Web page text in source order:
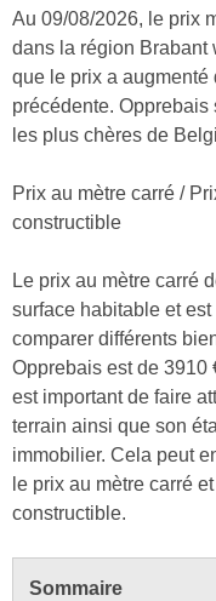
Au 09/08/2026, le prix
dans la région Brabant
que le prix a augmenté
précédente.
les plus chères de
Prix au mètre carré /
constructible
Le prix au mètre carré
surface habitable et
comparer différents
Opprebais est de 3910
est important de faire
terrain ainsi que son
immobilier. Cela peut
le prix au mètre carré
constructible.
Sommaire